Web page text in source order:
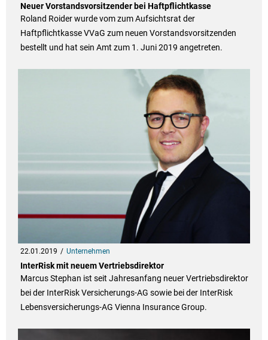
Neuer Vorstandsvorsitzender bei Haftpflichtkasse
Roland Roider wurde vom zum Aufsichtsrat der
Haftpflichtkasse VVaG zum neuen Vorstandsvorsitzenden
bestellt und hat sein Amt zum 1. Juni 2019 angetreten.
22.01.2019 Unternehmen
InterRisk mit neuem Vertriebsdirektor
Marcus Stephan ist seit Jahresanfang neuer Vertriebsdirektor
bei der InterRisk Versicherungs-AG sowie bei der InterRisk
Lebensversicherungs-AG Vienna Insurance Group.